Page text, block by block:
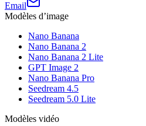
Email
Modèles d’image
Nano Banana
Nano Banana 2
Nano Banana 2 Lite
GPT Image 2
Nano Banana Pro
Seedream 4.5
Seedream 5.0 Lite
Modèles vidéo